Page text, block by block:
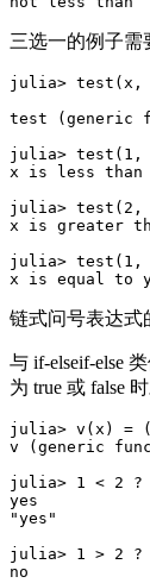
三选一的例子需
julia> test(x,
test (generic
julia> test(1,
x is less than
julia> test(2,
x is greater
julia> test(1,
链式问号表达式
与 if-elseif-else
为 true 或 false
julia> v(x) =
v (generic
julia> 1 < 2
yes
"yes"
julia> 1 > 2
no